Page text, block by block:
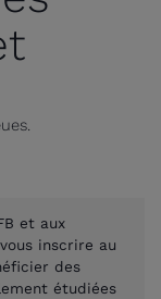
et aux
inscrire au
des
étudiées